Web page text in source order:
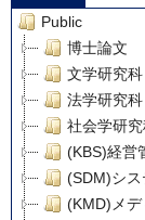
Public
博士論文
文学研究科
法学研究科
社会学研
(KBS)経営
(SDM)シ
(KMD)メ